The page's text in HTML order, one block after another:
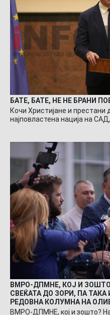
БАТЕ, БАТЕ, НЕ НЕ БРАНИ
Кочи Христијане и престани
најповластена нација на
ВМРО-ДПМНЕ, КОЈ И
СВЕЌАТА ДО ЗОРИ, ПА ТАКА
РЕДОВНА КОЛУМНА НА
ВМРО-ДПМНЕ, кој и зошто?